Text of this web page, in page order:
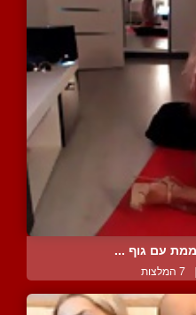
עם גוף ...
| 7 המלצות